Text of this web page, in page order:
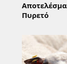
Πυρετό